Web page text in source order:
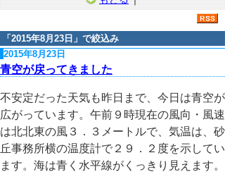
「 2015年8月23日 」で絞込み
2015年8月23日
青空が戻ってきました
不安定だった天気も昨日まで、今日は青空が
広がっています。午前９時現在の風向・風速
は北北東の風３．３メートルで、気温は、砂
丘事務所横の温度計で２９．２度を示してい
ます。海は青く水平線がくっきり見えます。